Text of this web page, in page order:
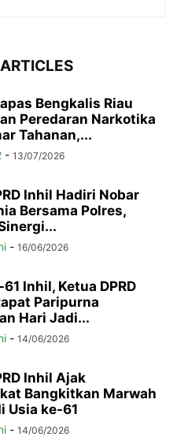
Bengkalis Riau
Peredaran Narkotika
Tahanan,...
- 13/07/2026
Inhil Hadiri Nobar
Bersama Polres,
- 16/06/2026
Inhil, Ketua DPRD
Paripurna
Hari Jadi...
- 14/06/2026
Inhil Ajak
Bangkitkan Marwah
Usia ke-61
- 14/06/2026